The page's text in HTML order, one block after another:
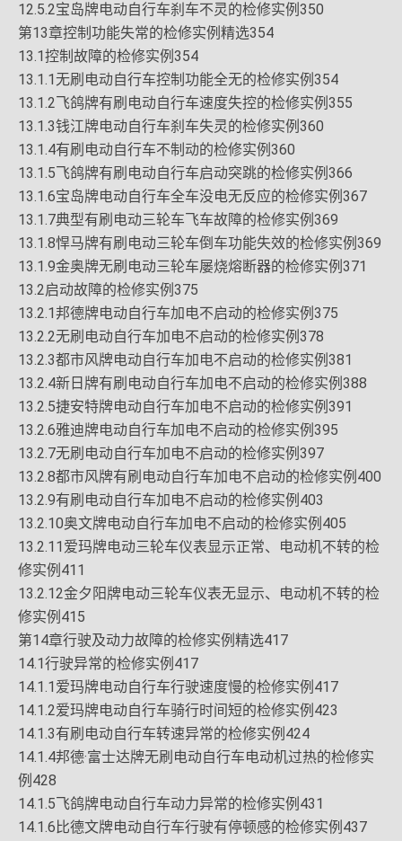
12.5.2宝岛牌电动自行车刹车不灵的检修实例350
第13章控制功能失常的检修实例精选354
13.1控制故障的检修实例354
13.1.1无刷电动自行车控制功能全无的检修实例354
13.1.2飞鸽牌有刷电动自行车速度失控的检修实例355
13.1.3钱江牌电动自行车刹车失灵的检修实例360
13.1.4有刷电动自行车不制动的检修实例360
13.1.5飞鸽牌有刷电动自行车启动突跳的检修实例366
13.1.6宝岛牌电动自行车全车没电无反应的检修实例367
13.1.7典型有刷电动三轮车飞车故障的检修实例369
13.1.8悍马牌有刷电动三轮车倒车功能失效的检修实例369
13.1.9金奥牌无刷电动三轮车屡烧熔断器的检修实例371
13.2启动故障的检修实例375
13.2.1邦德牌电动自行车加电不启动的检修实例375
13.2.2无刷电动自行车加电不启动的检修实例378
13.2.3都市风牌电动自行车加电不启动的检修实例381
13.2.4新日牌有刷电动自行车加电不启动的检修实例388
13.2.5捷安特牌电动自行车加电不启动的检修实例391
13.2.6雅迪牌电动自行车加电不启动的检修实例395
13.2.7无刷电动自行车加电不启动的检修实例397
13.2.8都市风牌有刷电动自行车加电不启动的检修实例400
13.2.9有刷电动自行车加电不启动的检修实例403
13.2.10奥文牌电动自行车加电不启动的检修实例405
13.2.11爱玛牌电动三轮车仪表显示正常、电动机不转的检
修实例411
13.2.12金夕阳牌电动三轮车仪表无显示、电动机不转的检
修实例415
第14章行驶及动力故障的检修实例精选417
14.1行驶异常的检修实例417
14.1.1爱玛牌电动自行车行驶速度慢的检修实例417
14.1.2爱玛牌电动自行车骑行时间短的检修实例423
14.1.3有刷电动自行车转速异常的检修实例424
14.1.4邦德·富士达牌无刷电动自行车电动机过热的检修实
例428
14.1.5飞鸽牌电动自行车动力异常的检修实例431
14.1.6比德文牌电动自行车行驶有停顿感的检修实例437